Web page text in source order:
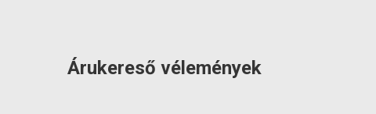
Árukereső vélemények